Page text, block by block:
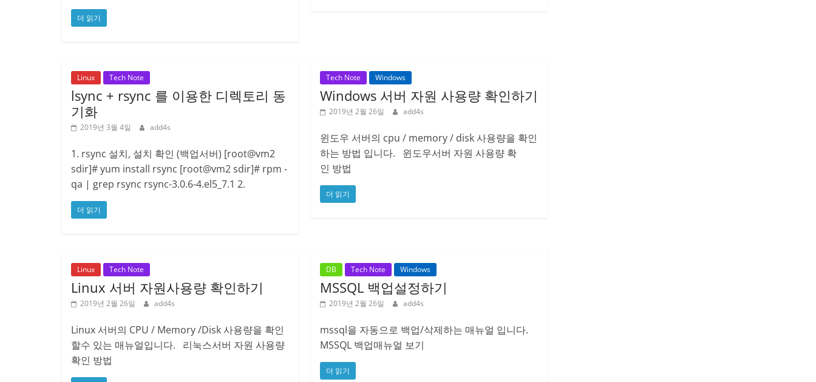
더 읽기
Linux Tech Note
lsync + rsync 를 이용한 디렉토리 동
기화
2019년 3월 4일 add4s
1. rsync 설치, 설치 확인 (백업서버) [root@vm2
sdir]# yum install rsync [root@vm2 sdir]# rpm -
qa | grep rsync rsync-3.0.6-4.el5_7.1 2.
더 읽기
Tech Note Windows
Windows 서버 자원 사용량 확인하기
2019년 2월 26일 add4s
윈도우 서버의 cpu / memory / disk 사용량을 확인
하는 방법 입니다. 윈도우서버 자원 사용량 확
인 방법
더 읽기
Linux Tech Note
Linux 서버 자원사용량 확인하기
2019년 2월 26일 add4s
Linux 서버의 CPU / Memory /Disk 사용량을 확인
할수 있는 매뉴얼입니다. 리눅스서버 자원 사용량
확인 방법
DB Tech Note Windows
MSSQL 백업설정하기
2019년 2월 26일 add4s
mssql을 자동으로 백업/삭제하는 매뉴얼 입니다.
MSSQL 백업매뉴얼 보기
더 읽기